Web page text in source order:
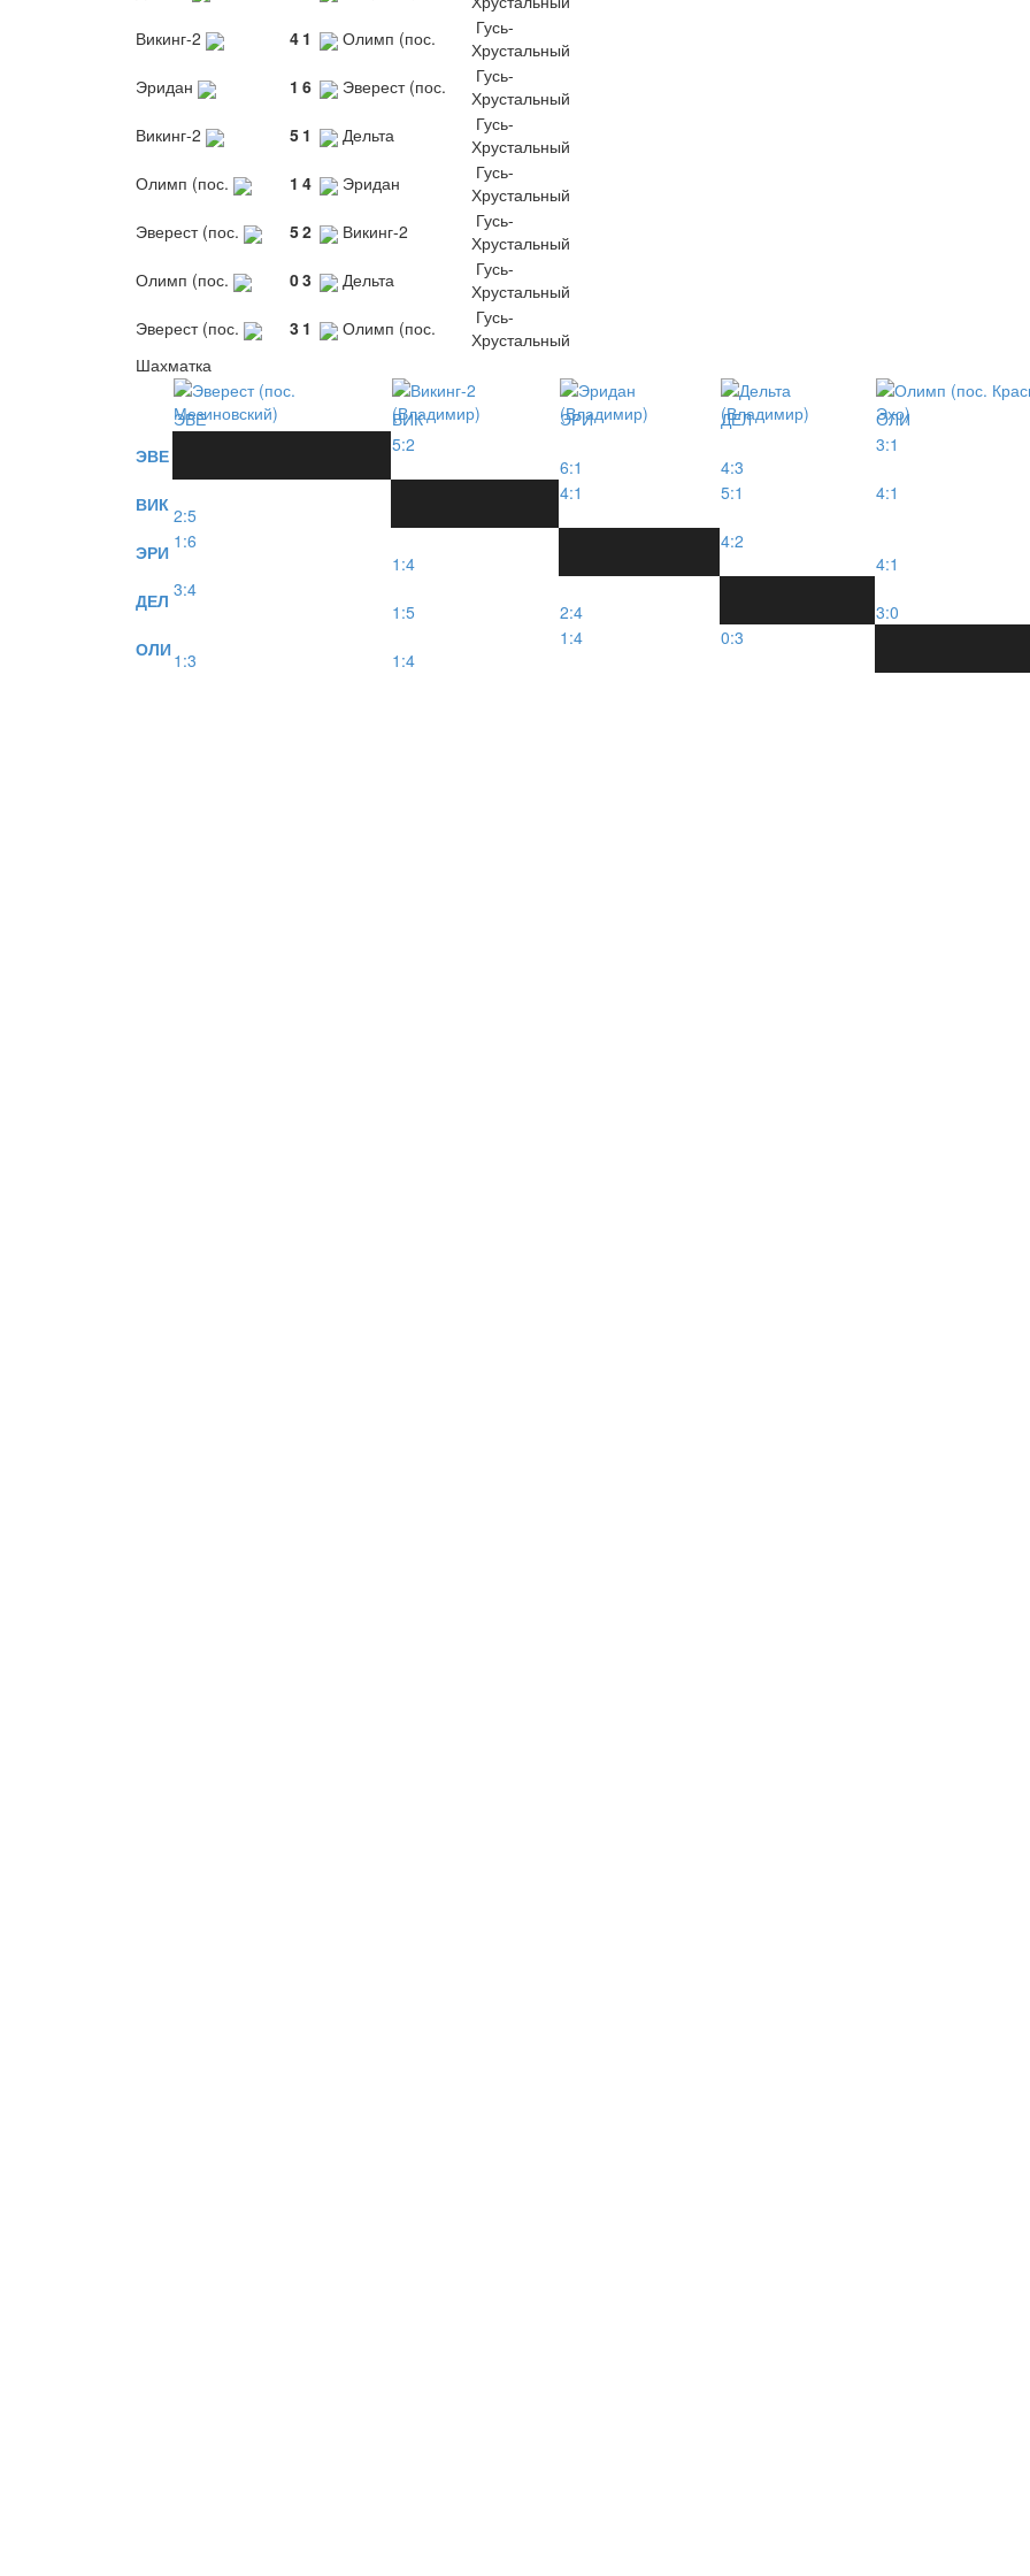
Викинг-2
4 1 Олимп (пос.
Гусь-
Хрустальный
Эридан
1 6 Эверест (пос.
Гусь-
Хрустальный
Викинг-2
5 1 Дельта
Гусь-
Хрустальный
Олимп (пос.
1 4 Эридан
Гусь-
Хрустальный
Эверест (пос.
52 Викинг-2
Гусь-
Хрустальный
Олимп (пос.
03 Дельта
Гусь-
Хрустальный
Эверест (пос.
3 1 Олимп (пос.
Гусь-
Хрустальный
Шахматка
ЭВЕ ВИК ЭРИ ДЕЛ
ОЛИ
ЭВЕ
5:2
6:1
4:3
3:1
ВИК 2:5
4:1 5:1 4:1
ЭРИ 1:6
1:4
4:2
4:1
ДЕЛ 3:4
1:5
2:4
3:0
ОЛИ1:3 1:4
1:4 0:3